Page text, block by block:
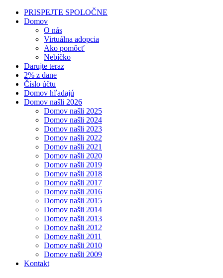
PRISPEJTE SPOLOČNE
Domov
O nás
Virtuálna adopcia
Ako pomôcť
Nebíčko
Darujte teraz
2% z dane
Číslo účtu
Domov hľadajú
Domov našli 2026
Domov našli 2025
Domov našli 2024
Domov našli 2023
Domov našli 2022
Domov našli 2021
Domov našli 2020
Domov našli 2019
Domov našli 2018
Domov našli 2017
Domov našli 2016
Domov našli 2015
Domov našli 2014
Domov našli 2013
Domov našli 2012
Domov našli 2011
Domov našli 2010
Domov našli 2009
Kontakt